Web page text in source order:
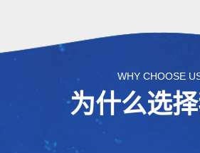
WHY CHOOSE
为什么选择